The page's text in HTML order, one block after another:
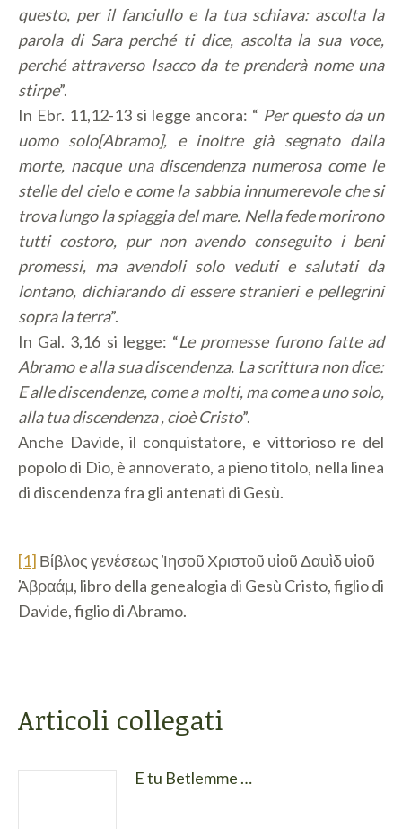
questo, per il fanciullo e la tua schiava: ascolta la
parola di Sara perché ti dice, ascolta la sua voce,
perché attraverso Isacco da te prenderà nome una
stirpe”.
In Ebr. 11,12-13 si legge ancora: “ Per questo da un
uomo solo[Abramo], e inoltre già segnato dalla
morte, nacque una discendenza numerosa come le
stelle del cielo e come la sabbia innumerevole che si
trova lungo la spiaggia del mare. Nella fede morirono
tutti costoro, pur non avendo conseguito i beni
promessi, ma avendoli solo veduti e salutati da
lontano, dichiarando di essere stranieri e pellegrini
sopra la terra”.
In Gal. 3,16 si legge: “Le promesse furono fatte ad
Abramo e alla sua discendenza. La scrittura non dice:
E alle discendenze, come a molti, ma come a uno solo,
alla tua discendenza , cioè Cristo”.
Anche Davide, il conquistatore, e vittorioso re del
popolo di Dio, è annoverato, a pieno titolo, nella linea
di discendenza fra gli antenati di Gesù.
[1] Βίβλος γενέσεως Ἰησοῦ Χριστοῦ υἱοῦ Δαυὶδ υἱοῦ
Ἀβραάμ, libro della genealogia di Gesù Cristo, figlio di
Davide, figlio di Abramo.
Articoli collegati
E tu Betlemme …